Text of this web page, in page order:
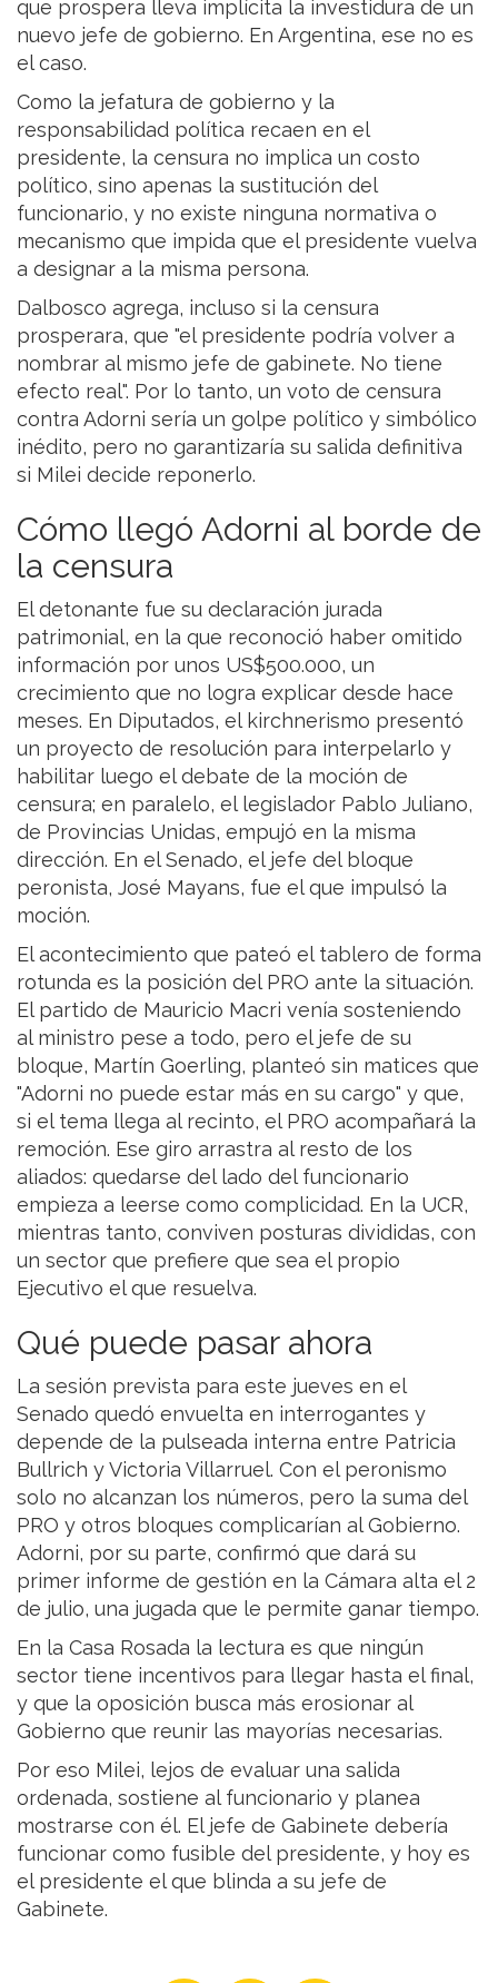
que prospera lleva implícita la investidura de un
nuevo jefe de gobierno. En Argentina, ese no es
el caso.
Como la jefatura de gobierno y la
responsabilidad política recaen en el
presidente, la censura no implica un costo
político, sino apenas la sustitución del
funcionario, y no existe ninguna normativa o
mecanismo que impida que el presidente vuelva
a designar a la misma persona.
Dalbosco agrega, incluso si la censura
prosperara, que "el presidente podría volver a
nombrar al mismo jefe de gabinete. No tiene
efecto real". Por lo tanto, un voto de censura
contra Adorni sería un golpe político y simbólico
inédito, pero no garantizaría su salida definitiva
si Milei decide reponerlo.
Cómo llegó Adorni al borde de
la censura
El detonante fue su declaración jurada
patrimonial, en la que reconoció haber omitido
información por unos US$500.000, un
crecimiento que no logra explicar desde hace
meses. En Diputados, el kirchnerismo presentó
un proyecto de resolución para interpelarlo y
habilitar luego el debate de la moción de
censura; en paralelo, el legislador Pablo Juliano,
de Provincias Unidas, empujó en la misma
dirección. En el Senado, el jefe del bloque
peronista, José Mayans, fue el que impulsó la
moción.
El acontecimiento que pateó el tablero de forma
rotunda es la posición del PRO ante la situación.
El partido de Mauricio Macri venía sosteniendo
al ministro pese a todo, pero el jefe de su
bloque, Martín Goerling, planteó sin matices que
"Adorni no puede estar más en su cargo" y que,
si el tema llega al recinto, el PRO acompañará la
remoción. Ese giro arrastra al resto de los
aliados: quedarse del lado del funcionario
empieza a leerse como complicidad. En la UCR,
mientras tanto, conviven posturas divididas, con
un sector que prefiere que sea el propio
Ejecutivo el que resuelva.
Qué puede pasar ahora
La sesión prevista para este jueves en el
Senado quedó envuelta en interrogantes y
depende de la pulseada interna entre Patricia
Bullrich y Victoria Villarruel. Con el peronismo
solo no alcanzan los números, pero la suma del
PRO y otros bloques complicarían al Gobierno.
Adorni, por su parte, confirmó que dará su
primer informe de gestión en la Cámara alta el 2
de julio, una jugada que le permite ganar tiempo.
En la Casa Rosada la lectura es que ningún
sector tiene incentivos para llegar hasta el final,
y que la oposición busca más erosionar al
Gobierno que reunir las mayorías necesarias.
Por eso Milei, lejos de evaluar una salida
ordenada, sostiene al funcionario y planea
mostrarse con él. El jefe de Gabinete debería
funcionar como fusible del presidente, y hoy es
el presidente el que blinda a su jefe de
Gabinete.